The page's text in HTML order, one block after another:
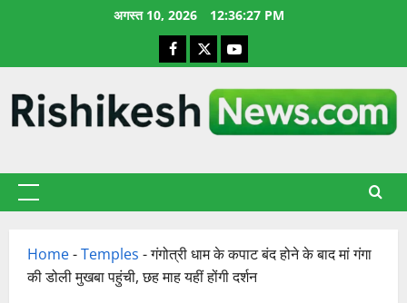
अगस्त 10, 2026 12:36:27 PM
Facebook
X YouTube
प्राथमिक
Home-Temples -गंगोत्री धाम के कपाट बंद होने के बाद मां गंगा
की डोली मुखबा पहुंची, छह माह यहीं होंगी दर्शन